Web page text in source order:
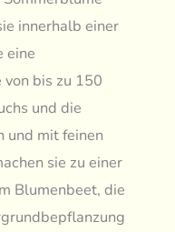
innerhalb einer
eine
bis zu 150
und die
und mit feinen
sie zu einer
Blumenbeet, die